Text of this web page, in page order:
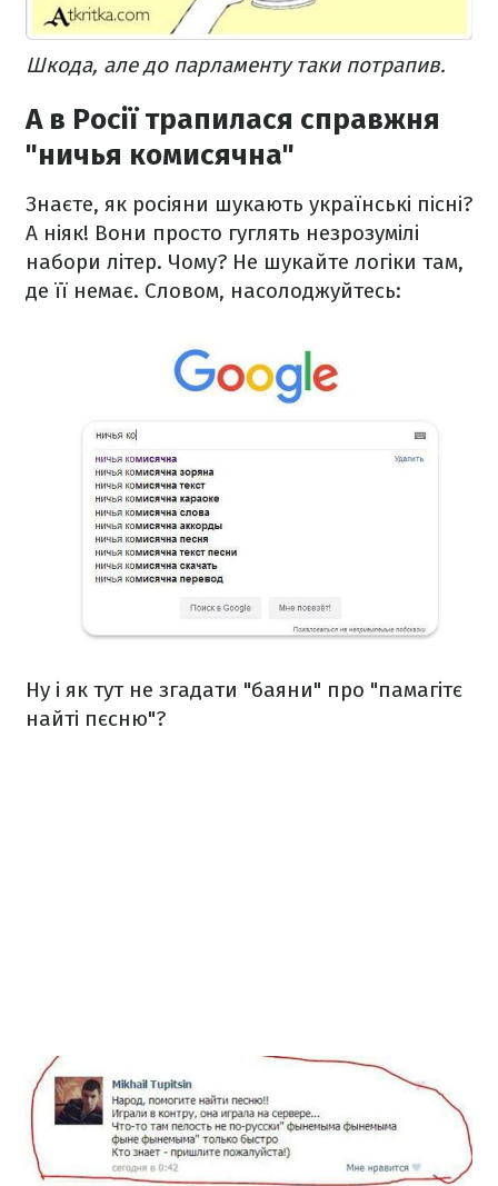
Шкода, але до парламенту таки потрапив.
А в Росії трапилася справжня
"ничья комисячна"
Знаєте, як росіяни шукають українські пісні?
А ніяк! Вони просто гуглять незрозумілі
набори літер. Чому? Не шукайте логіки там,
де її немає. Словом, насолоджуйтесь:
Ну і як тут не згадати "баяни" про "памагітє
найті пєсню"?